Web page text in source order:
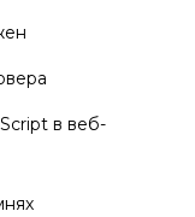
в веб-